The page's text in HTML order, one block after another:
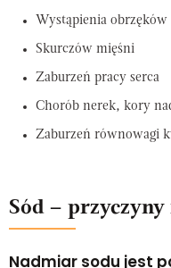
Wystąpienia
Skurczów mięśni
Zaburzeń pracy serca
Chorób nerek, kory
Zaburzeń równowagi
Sód –
Nadmiar sodu jest